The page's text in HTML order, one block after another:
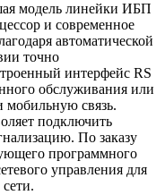
модель линейки ИБП
и современное
автоматической
точно
интерфейс RS
обслуживания или
мобильную связь.
подключить
По заказу
программного
управления для